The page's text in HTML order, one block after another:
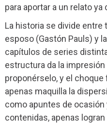
para aportar a un relato
La historia se divide
esposo (Gastón Pauls) y
capítulos de series
estructura da la
proponérselo, y el choque
apenas maquilla la
como apuntes de
contenidas, apenas